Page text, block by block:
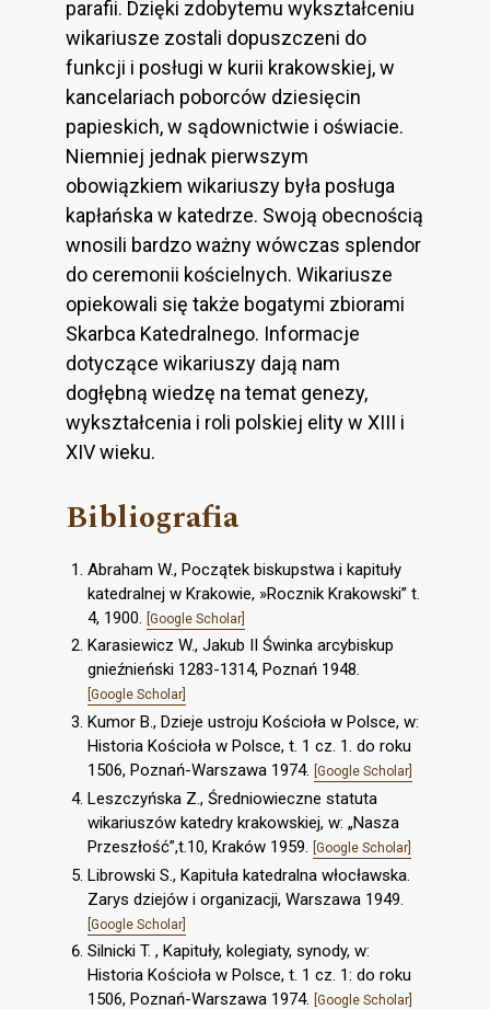
parafii. Dzięki zdobytemu wykształceniu
wikariusze zostali dopuszczeni do
funkcji i posługi w kurii krakowskiej, w
kancelariach poborców dziesięcin
papieskich, w sądownictwie i oświacie.
Niemniej jednak pierwszym
obowiązkiem wikariuszy była posługa
kapłańska w katedrze. Swoją obecnością
wnosili bardzo ważny wówczas splendor
do ceremonii kościelnych. Wikariusze
opiekowali się także bogatymi zbiorami
Skarbca Katedralnego. Informacje
dotyczące wikariuszy dają nam
dogłębną wiedzę na temat genezy,
wykształcenia i roli polskiej elity w XIII i
XIV wieku.
Bibliografia
Abraham W., Początek biskupstwa i kapituły
katedralnej w Krakowie, »Rocznik Krakowski” t.
4, 1900.
[Google Scholar]
Karasiewicz W., Jakub II Świnka arcybiskup
gnieźnieński 1283-1314, Poznań 1948.
[Google Scholar]
Kumor B., Dzieje ustroju Kościoła w Polsce, w:
Historia Kościoła w Polsce, t. 1 cz. 1. do roku
1506, Poznań-Warszawa 1974. [Google Scholar]
Leszczyńska Z., Średniowieczne statuta
wikariuszów katedry krakowskiej, w: „Nasza
Przeszłość”,t.10, Kraków 1959. [Google Scholar]
Librowski S., Kapituła katedralna włocławska.
Zarys dziejów i organizacji, Warszawa 1949.
[Google Scholar]
Silnicki T. , Kapituły, kolegiaty, synody, w:
Historia Kościoła w Polsce, t. 1 cz. 1: do roku
1506, Poznań-Warszawa 1974. [Google Scholar]